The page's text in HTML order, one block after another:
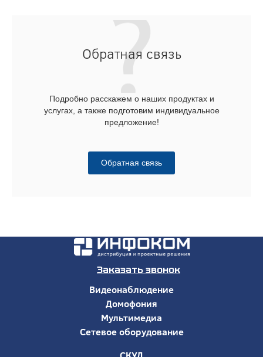
Обратная связь
Подробно расскажем о наших продуктах и
услугах, а также подготовим индивидуальное
предложение!
Обратная связь
Заказать звонок
Видеонаблюдение
Домофония
Мультимедиа
Сетевое оборудование